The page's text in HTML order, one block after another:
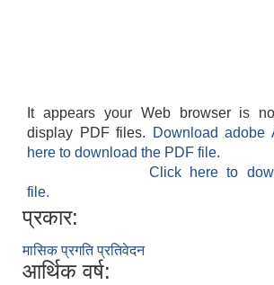
It appears your Web browser is
display PDF files.
Download adobe
here to download the PDF file.
Click here to
file.
प्रकार:
मासिक प्रगति प्रतिवेदन
आर्थिक वर्ष: